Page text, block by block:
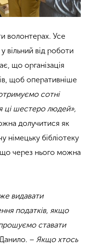
волонтерах. Усе
вільний від роботи
що організація
щоб оперативніше
сотні
ці шестеро людей»,
долучитися як
німецьку бібліотеку
що через нього можна
видавати
податків, якщо
ставати
– Якщо хтось